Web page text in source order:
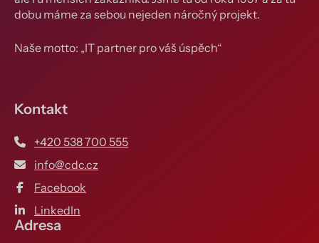
dobu máme za sebou nejeden náročný projekt.
Naše motto: „IT partner pro váš úspěch“
Kontakt
+420 538 700 555
info@cdc.cz
Facebook
LinkedIn
Adresa